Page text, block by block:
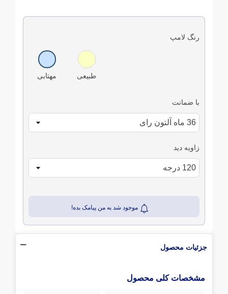
رنگ لامپ
مهتابی طبیعی
با ضمانت
زاویه دید
موجود شد به من پیامک بده!
جزئیات محصول
مشخصات کلی محصول